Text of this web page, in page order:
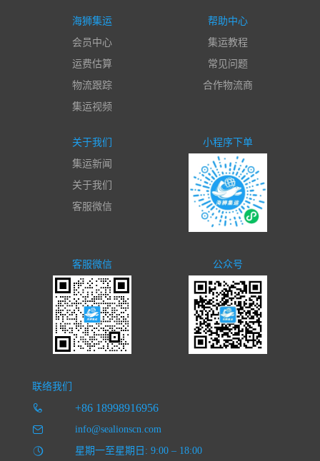
海狮集运
会员中心
运费估算
物流跟踪
集运视频
帮助中心
集运教程
常见问题
合作物流商
关于我们
集运新闻
关于我们
客服微信
小程序下单
客服微信 公众号
联络我们
+86 18998916956
info@sealionscn.com
星期一至星期日: 9:00 – 18:00